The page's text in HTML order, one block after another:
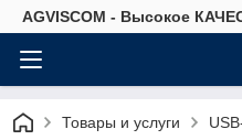
AGVISCOM - Высокое
Товары и услуги